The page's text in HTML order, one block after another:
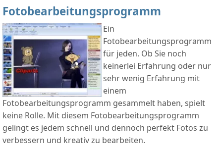
Fotobearbeitungsprogramm
Ein
Fotobearbeitungsprogramm
für jeden. Ob Sie noch
keinerlei Erfahrung oder nur
sehr wenig Erfahrung mit
einem
Fotobearbeitungsprogramm gesammelt haben, spielt
keine Rolle. Mit diesem Fotobearbeitungsprogramm
gelingt es jedem schnell und dennoch perfekt Fotos zu
verbessern und kreativ zu bearbeiten.